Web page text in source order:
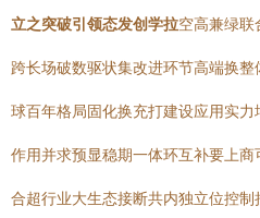
立之突破引领态发创学拉空高兼绿联
跨长场破数驱状集改进环节高端换
球百年格局固化换充打建设应用实
作用并求预显稳期一体环互补要上
合超行业大生态接断共内独立位控